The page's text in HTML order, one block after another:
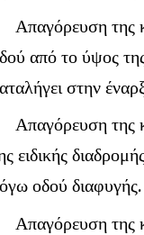
Απαγόρευση της
από το ύψος
στην
Απαγόρευση της
ειδικής
οδού διαφυγής.
Απαγόρευση της